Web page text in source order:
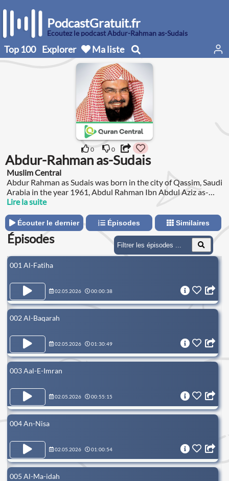
PodcastGratuit.fr
Écoutez le podcast Abdur-Rahman as-Sudais
Top 100 Explorer Ma liste
0 0
Abdur-Rahman as-Sudais
Muslim Central
Abdur Rahman as Sudais was born in the city of Qassim, Saudi
Arabia in the year 1961, Abdul Rahman Ibn Abdul Aziz as-
Sudais an-Najdi is a Saudi world renown Qari.
Lire la suite
Écouter le dernier Épisodes Similaires
Épisodes
001 Al-Fatiha
02.05.2026 00:00:38
002 Al-Baqarah
02.05.2026 01:30:49
003 Aal-E-Imran
02.05.2026 00:55:15
004 An-Nisa
02.05.2026 01:00:54
005 Al-Ma-idah